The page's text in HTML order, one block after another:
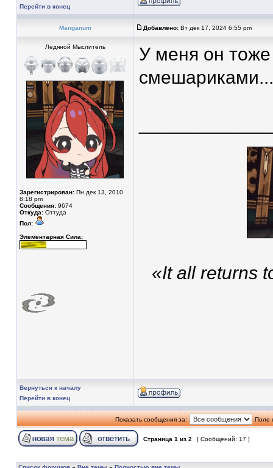
Перейти в конец
Manganum Добавлено: Вт дек 17, 2024 6:55 pm
Ледяной Мыслитель
Зарегистрирован: Пн дек 13, 2010
8:18 pm
Сообщения: 9674
Откуда: Оттуда
Пол:
Элементарная Сила:
У меня он
«It all returns
Вернуться к началу
Перейти в конец
Показать сообщения за: Поле
Страница 1 из 2 [ Сообщений: 17 ]